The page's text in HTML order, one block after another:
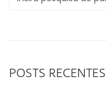
POSTS RECENTES